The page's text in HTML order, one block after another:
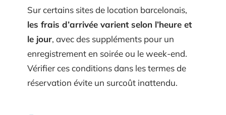
Sur certains sites de location barcelonais,
les frais d’arrivée varient selon l’heure et
le jour, avec des suppléments pour un
enregistrement en soirée ou le week-end.
Vérifier ces conditions dans les termes de
réservation évite un surcoût inattendu.